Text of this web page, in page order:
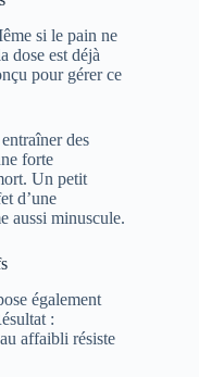
si le pain ne
dose est déjà
pour gérer ce
des
forte
Un petit
d’une
aussi minuscule.
également
:
affaibli résiste